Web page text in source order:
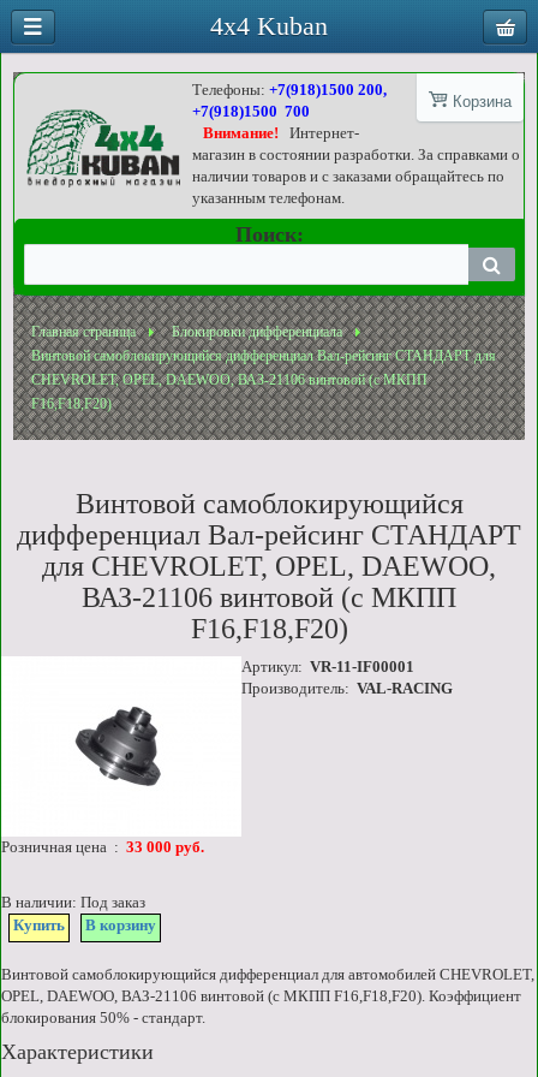
Корзина
Телефоны:+7(918)1500 200,
+7(918)1500 700
Внимание!
Интернет-
магазин в состоянии разработки. За справками о
наличии товаров и с заказами обращайтесь по
указанным телефонам.
Поиск:
Главная страница
Блокировки дифференциала
Винтовой самоблокирующийся дифференциал Вал-рейсинг СТАНДАРТ для
CHEVROLET, OPEL, DAEWOO, ВАЗ-21106 винтовой (c МКПП
F16,F18,F20)
Винтовой самоблокирующийся
дифференциал Вал-рейсинг СТАНДАРТ
для CHEVROLET, OPEL, DAEWOO,
ВАЗ-21106 винтовой (c МКПП
F16,F18,F20)
Артикул: VR-11-IF00001
Производитель: VAL-RACING
Розничная цена : 33 000 руб.
В наличии: Под заказ
Купить
В корзину
Винтовой самоблокирующийся дифференциал для автомобилей CHEVROLET,
OPEL, DAEWOO, ВАЗ-21106 винтовой (c МКПП F16,F18,F20). Коэффициент
блокирования 50% - стандарт.
Характеристики
4x4 Kuban